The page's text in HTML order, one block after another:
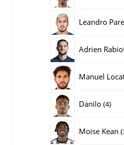
Leandro
Adrien
Manuel
Danilo 44
Moise Kean